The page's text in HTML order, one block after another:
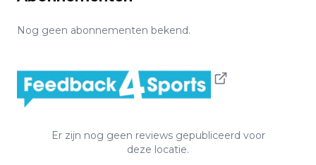
Nog geen abonnementen bekend.
Er zijn nog geen reviews gepubliceerd voor
deze locatie.